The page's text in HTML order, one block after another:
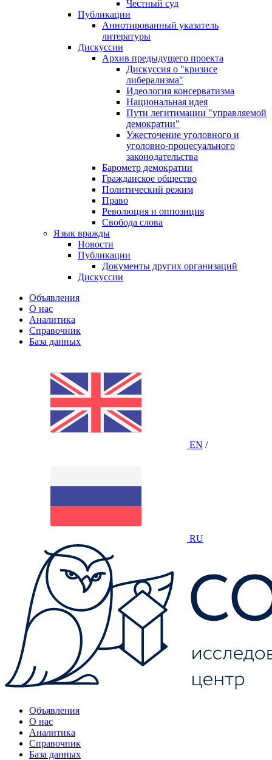
Честный суд
Публикации
Аннотированный указатель
литературы
Дискуссии
Архив предыдущего проекта
Дискуссия о "кризисе
либерализма"
Идеология консерватизма
Национальная идея
Пути легитимации "управляемой
демократии"
Ужесточение уголовного и
уголовно-процесуального
законодательства
Барометр демократии
Гражданское общество
Политический режим
Право
Революция и оппозиция
Свобода слова
Язык вражды
Новости
Публикации
Документы других организаций
Дискуссии
Объявления
О нас
Аналитика
Справочник
База данных
EN /
RU
Объявления
О нас
Аналитика
Справочник
База данных